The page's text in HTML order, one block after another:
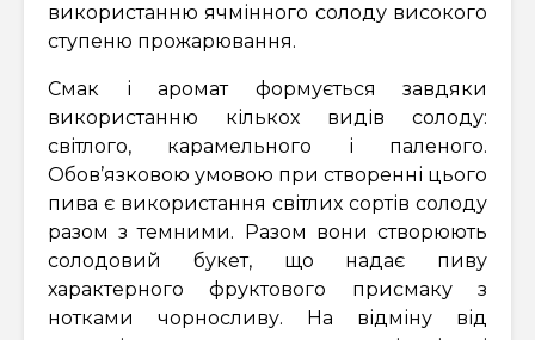
використанню ячмінного солоду високого
ступеню прожарювання.
Смак і аромат формується завдяки
використанню кількох видів солоду:
світлого, карамельного і паленого.
Обов’язковою умовою при створенні цього
пива є використання світлих сортів солоду
разом з темними. Разом вони створюють
солодовий букет, що надає пиву
характерного фруктового присмаку з
нотками чорносливу. На відміну від